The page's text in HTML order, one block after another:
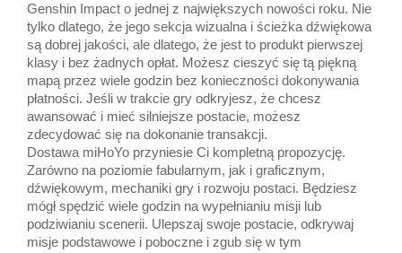
Genshin Impact o jednej z największych nowości roku. Nie
tylko dlatego, że jego sekcja wizualna i ścieżka dźwiękowa
są dobrej jakości, ale dlatego, że jest to produkt pierwszej
klasy i bez żadnych opłat. Możesz cieszyć się tą piękną
mapą przez wiele godzin bez konieczności dokonywania
płatności. Jeśli w trakcie gry odkryjesz, że chcesz
awansować i mieć silniejsze postacie, możesz
zdecydować się na dokonanie transakcji.
Dostawa miHoYo przyniesie Ci kompletną propozycję.
Zarówno na poziomie fabularnym, jak i graficznym,
dźwiękowym, mechaniki gry i rozwoju postaci. Będziesz
mógł spędzić wiele godzin na wypełnianiu misji lub
podziwianiu scenerii. Ulepszaj swoje postacie, odkrywaj
misje podstawowe i poboczne i zgub się w tym